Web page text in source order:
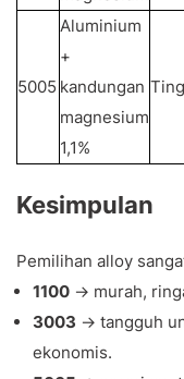
5005
Aluminium
+
kandungan
magnesium
1,1%
Kesimpulan
Pemilihan alloy
1100 → murah,
3003 → tangguh
ekonomis.